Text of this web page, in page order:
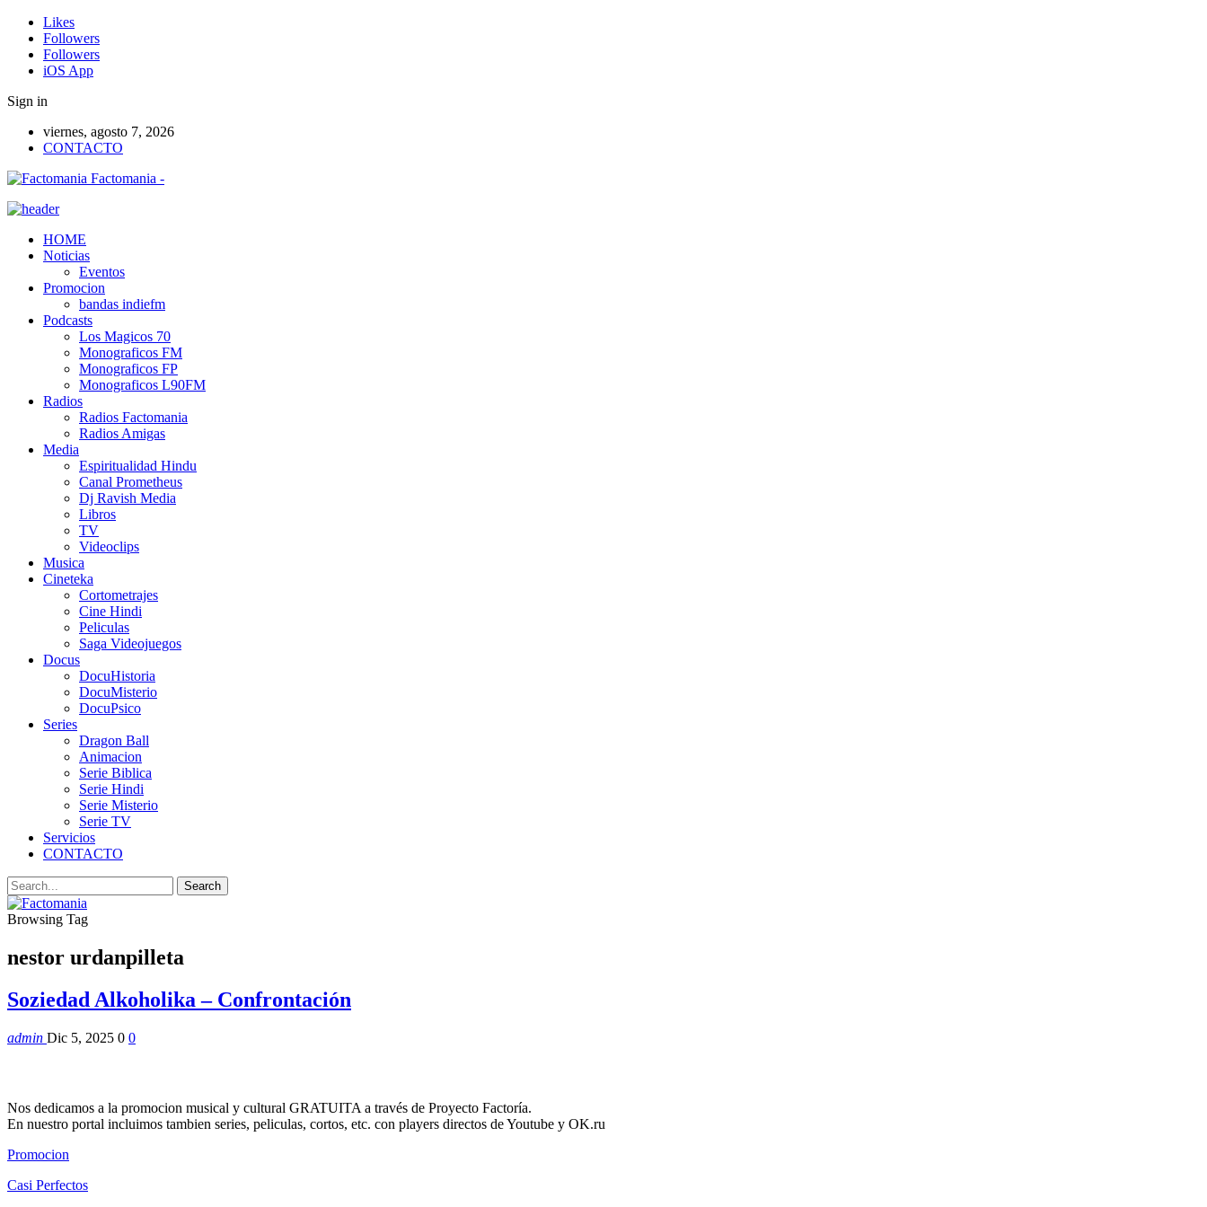
Likes
Followers
Followers
iOS App
Sign in
viernes, agosto 7, 2026
CONTACTO
Factomania -
HOME
Noticias
Eventos
Promocion
bandas indiefm
Podcasts
Los Magicos 70
Monograficos FM
Monograficos FP
Monograficos L90FM
Radios
Radios Factomania
Radios Amigas
Media
Espiritualidad Hindu
Canal Prometheus
Dj Ravish Media
Libros
TV
Videoclips
Musica
Cineteka
Cortometrajes
Cine Hindi
Peliculas
Saga Videojuegos
Docus
DocuHistoria
DocuMisterio
DocuPsico
Series
Dragon Ball
Animacion
Serie Biblica
Serie Hindi
Serie Misterio
Serie TV
Servicios
CONTACTO
Browsing Tag
nestor urdanpilleta
Soziedad Alkoholika – Confrontación
admin Dic 5, 2025 0 0
Nos dedicamos a la promocion musical y cultural GRATUITA a través de Proyecto Factoría.
En nuestro portal incluimos tambien series, peliculas, cortos, etc. con players directos de Youtube y OK.ru
Promocion
Casi Perfectos